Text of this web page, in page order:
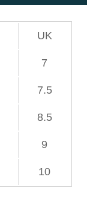
UK
7
7.5
8.5
9
10